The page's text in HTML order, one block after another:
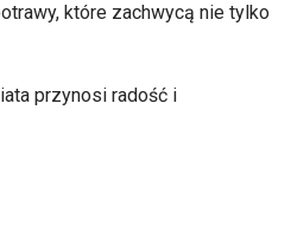
które zachwycą nie tylko
przynosi radość i